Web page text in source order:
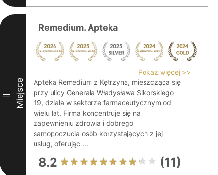
II Miejsce
Remedium. Apteka
Pokaż więcej >>
Apteka Remedium z Kętrzyna, mieszcząca się
przy ulicy Generała Władysława Sikorskiego
19, działa w sektorze farmaceutycznym od
wielu lat. Firma koncentruje się na
zapewnieniu zdrowia i dobrego
samopoczucia osób korzystających z jej
usług, oferując ...
8.2 (11)